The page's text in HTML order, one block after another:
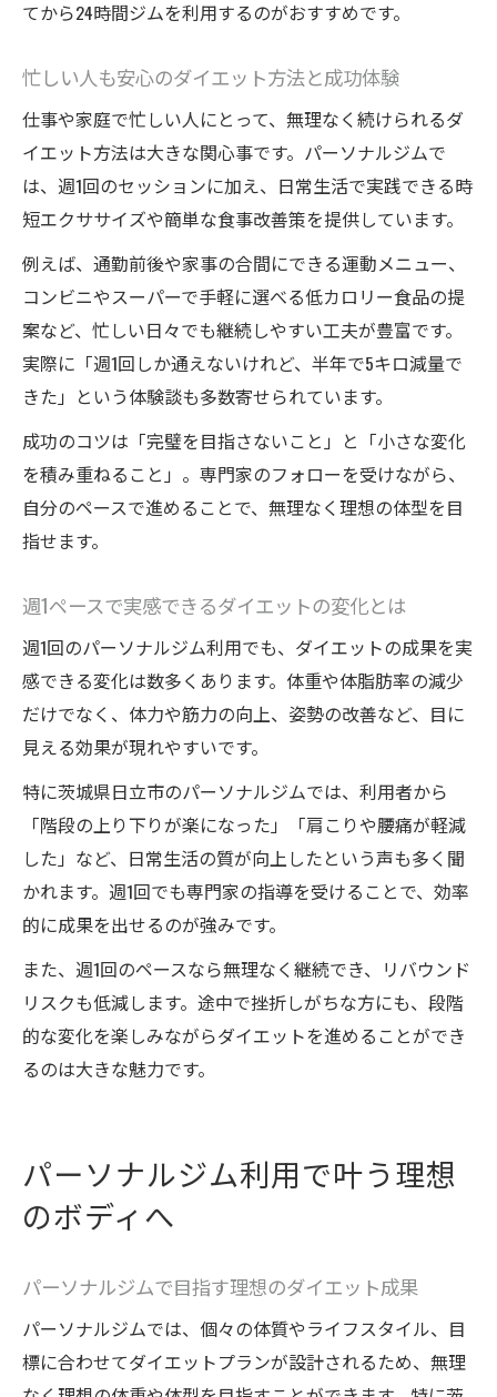
てから24時間ジムを利用するのがおすすめです。
忙しい人も安心のダイエット方法と成功体験
仕事や家庭で忙しい人にとって、無理なく続けられるダ
イエット方法は大きな関心事です。パーソナルジムで
は、週1回のセッションに加え、日常生活で実践できる時
短エクササイズや簡単な食事改善策を提供しています。
例えば、通勤前後や家事の合間にできる運動メニュー、
コンビニやスーパーで手軽に選べる低カロリー食品の提
案など、忙しい日々でも継続しやすい工夫が豊富です。
実際に「週1回しか通えないけれど、半年で5キロ減量で
きた」という体験談も多数寄せられています。
成功のコツは「完璧を目指さないこと」と「小さな変化
を積み重ねること」。専門家のフォローを受けながら、
自分のペースで進めることで、無理なく理想の体型を目
指せます。
週1ペースで実感できるダイエットの変化とは
週1回のパーソナルジム利用でも、ダイエットの成果を実
感できる変化は数多くあります。体重や体脂肪率の減少
だけでなく、体力や筋力の向上、姿勢の改善など、目に
見える効果が現れやすいです。
特に茨城県日立市のパーソナルジムでは、利用者から
「階段の上り下りが楽になった」「肩こりや腰痛が軽減
した」など、日常生活の質が向上したという声も多く聞
かれます。週1回でも専門家の指導を受けることで、効率
的に成果を出せるのが強みです。
また、週1回のペースなら無理なく継続でき、リバウンド
リスクも低減します。途中で挫折しがちな方にも、段階
的な変化を楽しみながらダイエットを進めることができ
るのは大きな魅力です。
パーソナルジム利用で叶う理想
のボディへ
パーソナルジムで目指す理想のダイエット成果
パーソナルジムでは、個々の体質やライフスタイル、目
標に合わせてダイエットプランが設計されるため、無理